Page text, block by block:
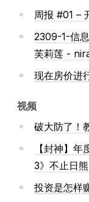
周报 #01 –
2309-1-信
芙莉莲 -
现在房价进
视频
破大防了！
【封神】
3》不止日熊
投资是怎样